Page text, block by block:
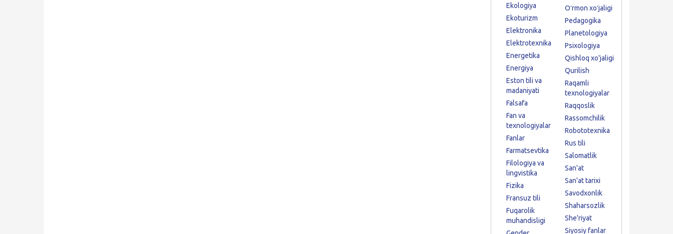
Ekologiya
Ekoturizm
Elektronika
Elektrotexnika
Energetika
Energiya
Eston tili va
madaniyati
Falsafa
Fan va
texnologiyalar
Fanlar
Farmatsevtika
Filologiya va
lingvistika
Fizika
Fransuz tili
Fuqarolik
muhandisligi
Oʻrmon xoʻjaligi
Pedagogika
Planetologiya
Psixologiya
Qishloq xo'jaligi
Qurilish
Raqamli
texnologiyalar
Raqqoslik
Rassomchilik
Robototexnika
Rus tili
Salomatlik
San'at
San'at tarixi
Savodxonlik
Shaharsozlik
She'riyat
Siyosiy fanlar